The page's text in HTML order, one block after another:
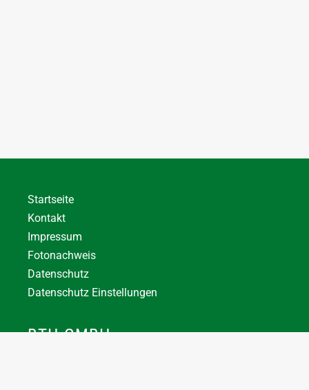
Startseite
Kontakt
Impressum
Fotonachweis
Datenschutz
Datenschutz Einstellungen
BTH GMBH